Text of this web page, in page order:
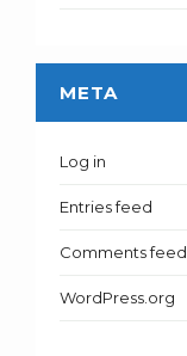
META
Log in
Entries feed
Comments feed
WordPress.org